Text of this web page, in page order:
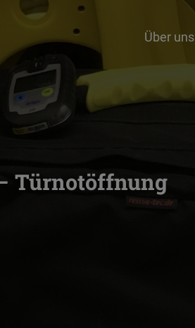
Über uns
Türnotöffnung